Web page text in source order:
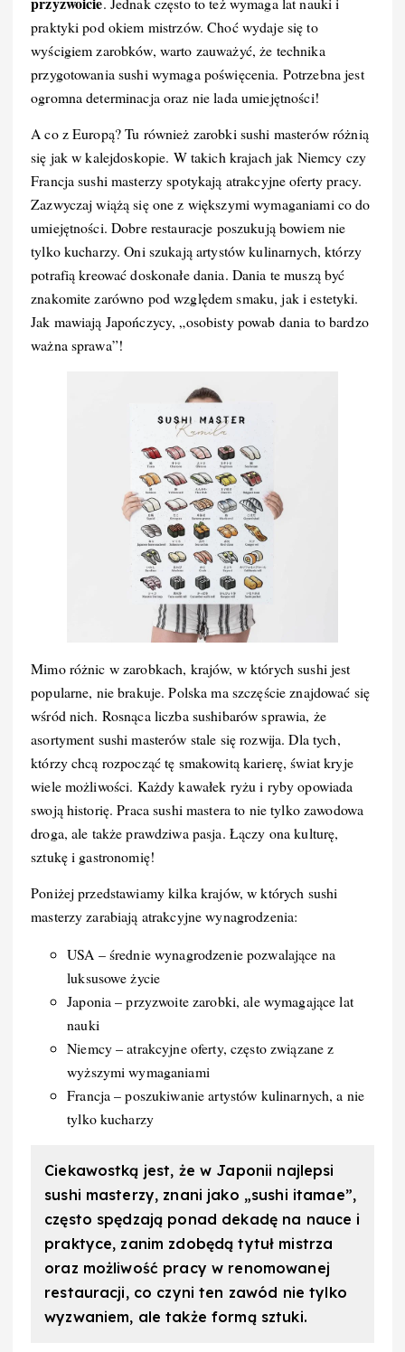
praktyki pod okiem mistrzów. Choć wydaje się to
wyścigiem zarobków, warto zauważyć, że technika
przygotowania sushi wymaga poświęcenia. Potrzebna jest
ogromna determinacja oraz nie lada umiejętności!
A co z Europą? Tu również zarobki sushi masterów różnią
się jak w kalejdoskopie. W takich krajach jak Niemcy czy
Francja sushi masterzy spotykają atrakcyjne oferty pracy.
Zazwyczaj wiążą się one z większymi wymaganiami co do
umiejętności. Dobre restauracje poszukują bowiem nie
tylko kucharzy. Oni szukają artystów kulinarnych, którzy
potrafią kreować doskonałe dania. Dania te muszą być
znakomite zarówno pod względem smaku, jak i estetyki.
Jak mawiają Japończycy, „osobisty powab dania to bardzo
ważna sprawa”!
Mimo różnic w zarobkach, krajów, w których sushi jest
popularne, nie brakuje. Polska ma szczęście znajdować się
wśród nich. Rosnąca liczba sushibarów sprawia, że
asortyment sushi masterów stale się rozwija. Dla tych,
którzy chcą rozpocząć tę smakowitą karierę, świat kryje
wiele możliwości. Każdy kawałek ryżu i ryby opowiada
swoją historię. Praca sushi mastera to nie tylko zawodowa
droga, ale także prawdziwa pasja. Łączy ona kulturę,
sztukę i gastronomię!
Poniżej przedstawiamy kilka krajów, w których sushi
masterzy zarabiają atrakcyjne wynagrodzenia:
USA – średnie wynagrodzenie pozwalające na
luksusowe życie
Japonia – przyzwoite zarobki, ale wymagające lat
nauki
Niemcy – atrakcyjne oferty, często związane z
wyższymi wymaganiami
Francja – poszukiwanie artystów kulinarnych, a nie
tylko kucharzy
Ciekawostką jest, że w Japonii najlepsi
sushi masterzy, znani jako „sushi itamae”,
często spędzają ponad dekadę na nauce i
praktyce, zanim zdobędą tytuł mistrza
oraz możliwość pracy w renomowanej
restauracji, co czyni ten zawód nie tylko
wyzwaniem, ale także formą sztuki.